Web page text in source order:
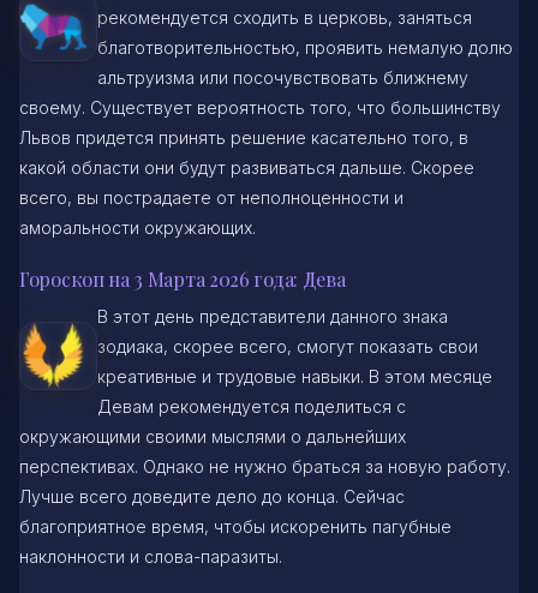
рекомендуется сходить в церковь, заняться
благотворительностью, проявить немалую долю
альтруизма или посочувствовать ближнему
своему. Существует вероятность того, что большинству
Львов придется принять решение касательно того, в
какой области они будут развиваться дальше. Скорее
всего, вы пострадаете от неполноценности и
аморальности окружающих.
Гороскоп на 3 Марта 2026 года: Дева
В этот день представители данного знака
зодиака, скорее всего, смогут показать свои
креативные и трудовые навыки. В этом месяце
Девам рекомендуется поделиться с
окружающими своими мыслями о дальнейших
перспективах. Однако не нужно браться за новую работу.
Лучше всего доведите дело до конца. Сейчас
благоприятное время, чтобы искоренить пагубные
наклонности и слова-паразиты.